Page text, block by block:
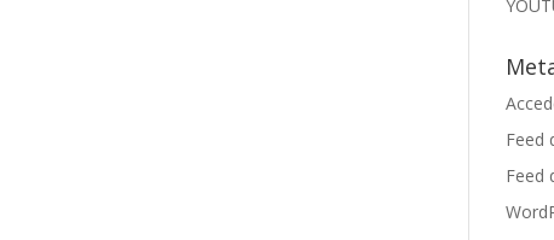
Feed
Feed